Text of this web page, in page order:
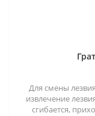
Для смены
извлечение
сгибается,